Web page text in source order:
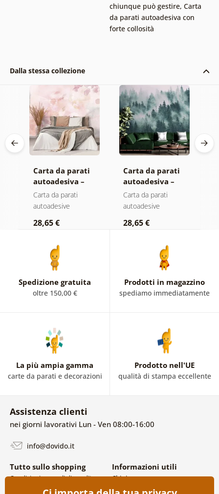
chiunque può gestire, Carta
da parati autoadesiva con
forte collosità
Dalla stessa collezione
Carta da parati
autoadesiva –
Foglie con
sfumatura
Carta da parati
autoadesive
28,65 €
Carta da parati
autoadesiva –
Foresta nella
nebbia
Carta da parati
autoadesive
28,65 €
Spedizione gratuita
oltre 150,00 €
Prodotti in magazzino
spediamo immediatamente
La più ampia gamma
carte da parati e decorazioni
Prodotto nell'UE
qualità di stampa eccellente
Assistenza clienti
nei giorni lavorativi Lun - Ven 08:00-16:00
info@dovido.it
Tutto sullo shopping
Condizioni generali di vendita e
Informazioni utili
Chi siamo
FAQ